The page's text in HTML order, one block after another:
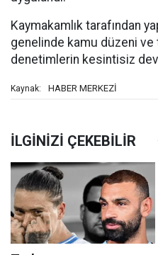
Kaymakamlık tarafından
genelinde kamu düzeni
denetimlerin kesintisiz
Kaynak: HABER MERKEZİ